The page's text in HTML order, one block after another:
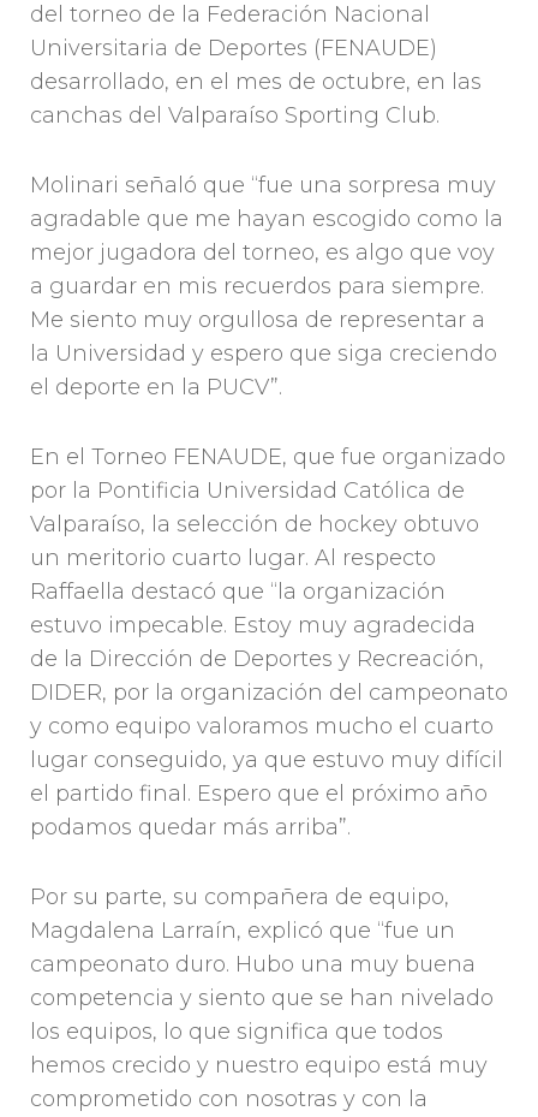
del torneo de la Federación Nacional
Universitaria de Deportes (FENAUDE)
desarrollado, en el mes de octubre, en las
canchas del Valparaíso Sporting Club.
Molinari señaló que “fue una sorpresa muy
agradable que me hayan escogido como la
mejor jugadora del torneo, es algo que voy
a guardar en mis recuerdos para siempre.
Me siento muy orgullosa de representar a
la Universidad y espero que siga creciendo
el deporte en la PUCV”.
En el Torneo FENAUDE, que fue organizado
por la Pontificia Universidad Católica de
Valparaíso, la selección de hockey obtuvo
un meritorio cuarto lugar. Al respecto
Raffaella destacó que “la organización
estuvo impecable. Estoy muy agradecida
de la Dirección de Deportes y Recreación,
DIDER, por la organización del campeonato
y como equipo valoramos mucho el cuarto
lugar conseguido, ya que estuvo muy difícil
el partido final. Espero que el próximo año
podamos quedar más arriba”.
Por su parte, su compañera de equipo,
Magdalena Larraín, explicó que “fue un
campeonato duro. Hubo una muy buena
competencia y siento que se han nivelado
los equipos, lo que significa que todos
hemos crecido y nuestro equipo está muy
comprometido con nosotras y con la